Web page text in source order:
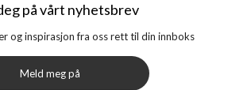
på vårt nyhetsbrev
og inspirasjon fra oss rett til din innboks
Meld meg på